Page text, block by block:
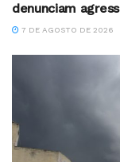
denunciam
7 DE AGOSTO DE 2026